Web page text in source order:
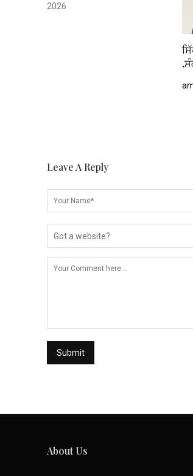
2026
Leave A Reply
About Us